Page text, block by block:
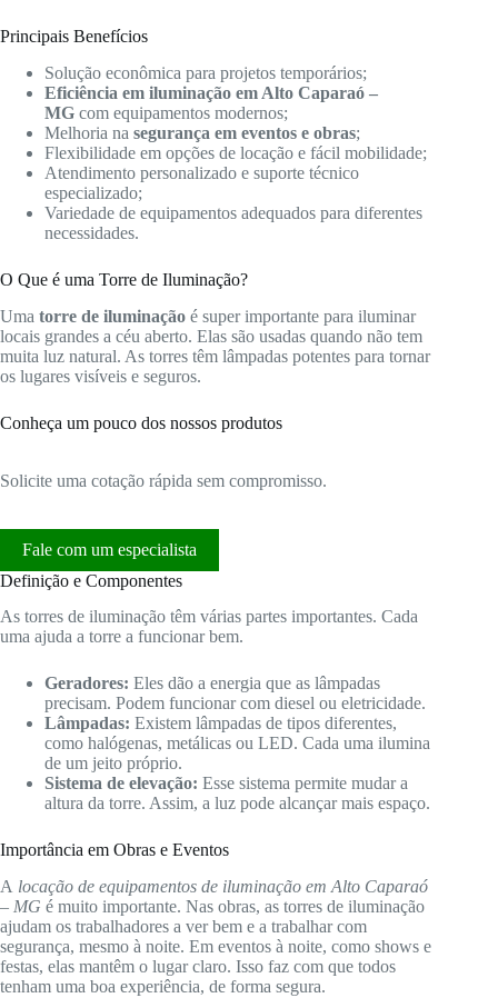
Principais Benefícios
Solução econômica para projetos temporários;
Eficiência em iluminação em Alto Caparaó –
MG com equipamentos modernos;
Melhoria na segurança em eventos e obras;
Flexibilidade em opções de locação e fácil mobilidade;
Atendimento personalizado e suporte técnico
especializado;
Variedade de equipamentos adequados para diferentes
necessidades.
O Que é uma Torre de Iluminação?
Uma torre de iluminação é super importante para iluminar
locais grandes a céu aberto. Elas são usadas quando não tem
muita luz natural. As torres têm lâmpadas potentes para tornar
os lugares visíveis e seguros.
Conheça um pouco dos nossos produtos
Solicite uma cotação rápida sem compromisso.
Fale com um especialista
Definição e Componentes
As torres de iluminação têm várias partes importantes. Cada
uma ajuda a torre a funcionar bem.
Geradores: Eles dão a energia que as lâmpadas
precisam. Podem funcionar com diesel ou eletricidade.
Lâmpadas: Existem lâmpadas de tipos diferentes,
como halógenas, metálicas ou LED. Cada uma ilumina
de um jeito próprio.
Sistema de elevação: Esse sistema permite mudar a
altura da torre. Assim, a luz pode alcançar mais espaço.
Importância em Obras e Eventos
A locação de equipamentos de iluminação em Alto Caparaó
– MG é muito importante. Nas obras, as torres de iluminação
ajudam os trabalhadores a ver bem e a trabalhar com
segurança, mesmo à noite. Em eventos à noite, como shows e
festas, elas mantêm o lugar claro. Isso faz com que todos
tenham uma boa experiência, de forma segura.